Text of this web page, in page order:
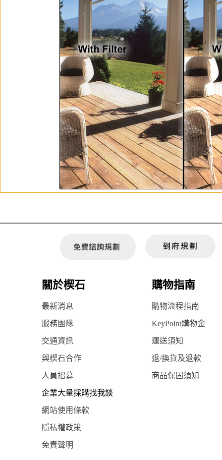
關於楔石 購物指南
最新消息 購物流程指南
服務團隊 KeyPoint購物金
交通資訊 運送須知
與楔石合作 退/換貨及退款
人員招募 商品保固須知
企業大量採購找我談
網站使用條款
隱私權政策
免責聲明